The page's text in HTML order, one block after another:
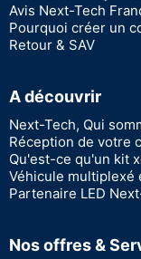
Avis Next-Tech
Pourquoi créer un
Retour & SAV
A découvrir
Next-Tech, Qui
Réception de votre
Qu'est-ce qu'un kit
Véhicule multiplexé
Partenaire LED
Nos offres &